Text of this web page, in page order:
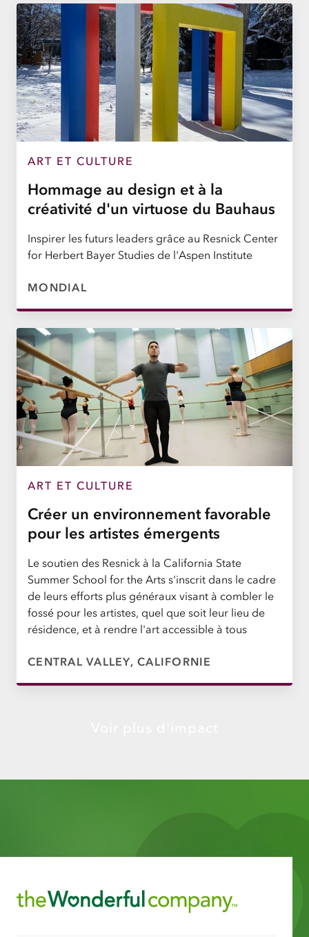
ART ET CULTURE
Hommage au design et à la
créativité d'un virtuose du Bauhaus
Inspirer les futurs leaders grâce au Resnick Center
for Herbert Bayer Studies de l'Aspen Institute
MONDIAL
ART ET CULTURE
Créer un environnement favorable
pour les artistes émergents
Le soutien des Resnick à la California State
Summer School for the Arts s'inscrit dans le cadre
de leurs efforts plus généraux visant à combler le
fossé pour les artistes, quel que soit leur lieu de
résidence, et à rendre l'art accessible à tous
CENTRAL VALLEY, CALIFORNIE